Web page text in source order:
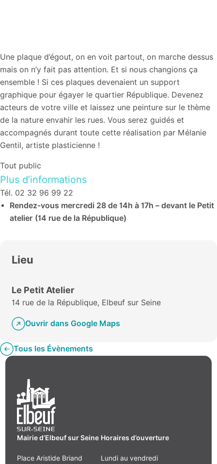
Une plaque d’égout, on en voit partout, on marche dessus
mais on n’y fait pas attention. Et si nous changions ça
ensemble ! Si ces plaques devenaient un support
graphique pour égayer le quartier République. Devenez
acteurs de votre ville et laissez une peinture sur le thème
de la nature envahir les rues. Vous serez guidés et
accompagnés durant toute cette réalisation par Mélanie
Gentil, artiste plasticienne !
Tout public
Plus d’informations
Tél. 02 32 96 99 22
Rendez-vous mercredi 28 de 14h à 17h – devant le Petit
atelier (14 rue de la République)
Lieu
Le Petit Atelier
14 rue de la République, Elbeuf sur Seine
Ouvrir dans Google Maps
Tous les Évènements
Mairie d’Elbeuf sur Seine
Place Aristide Briand
Horaires d’ouverture
Lundi au vendredi